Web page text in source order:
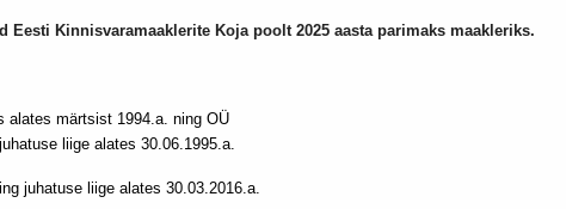
Eesti Kinnisvaramaaklerite Koja poolt 2025 aasta parimaks maakleriks.
alates märtsist 1994.a. ning OÜ
liige alates 30.06.1995.a.
juhatuse liige alates 30.03.2016.a.